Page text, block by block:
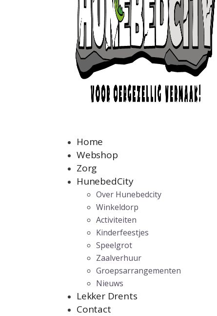
Home
Webshop
Zorg
HunebedCity
Over Hunebedcity
Winkeldorp
Activiteiten
Kinderfeestjes
Speelgrot
Zaalverhuur
Groepsarrangementen
Nieuws
Lekker Drents
Contact